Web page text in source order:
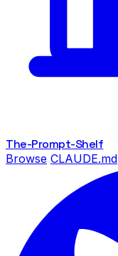
The-Prompt-Shelf
Browse CLAUDE.md